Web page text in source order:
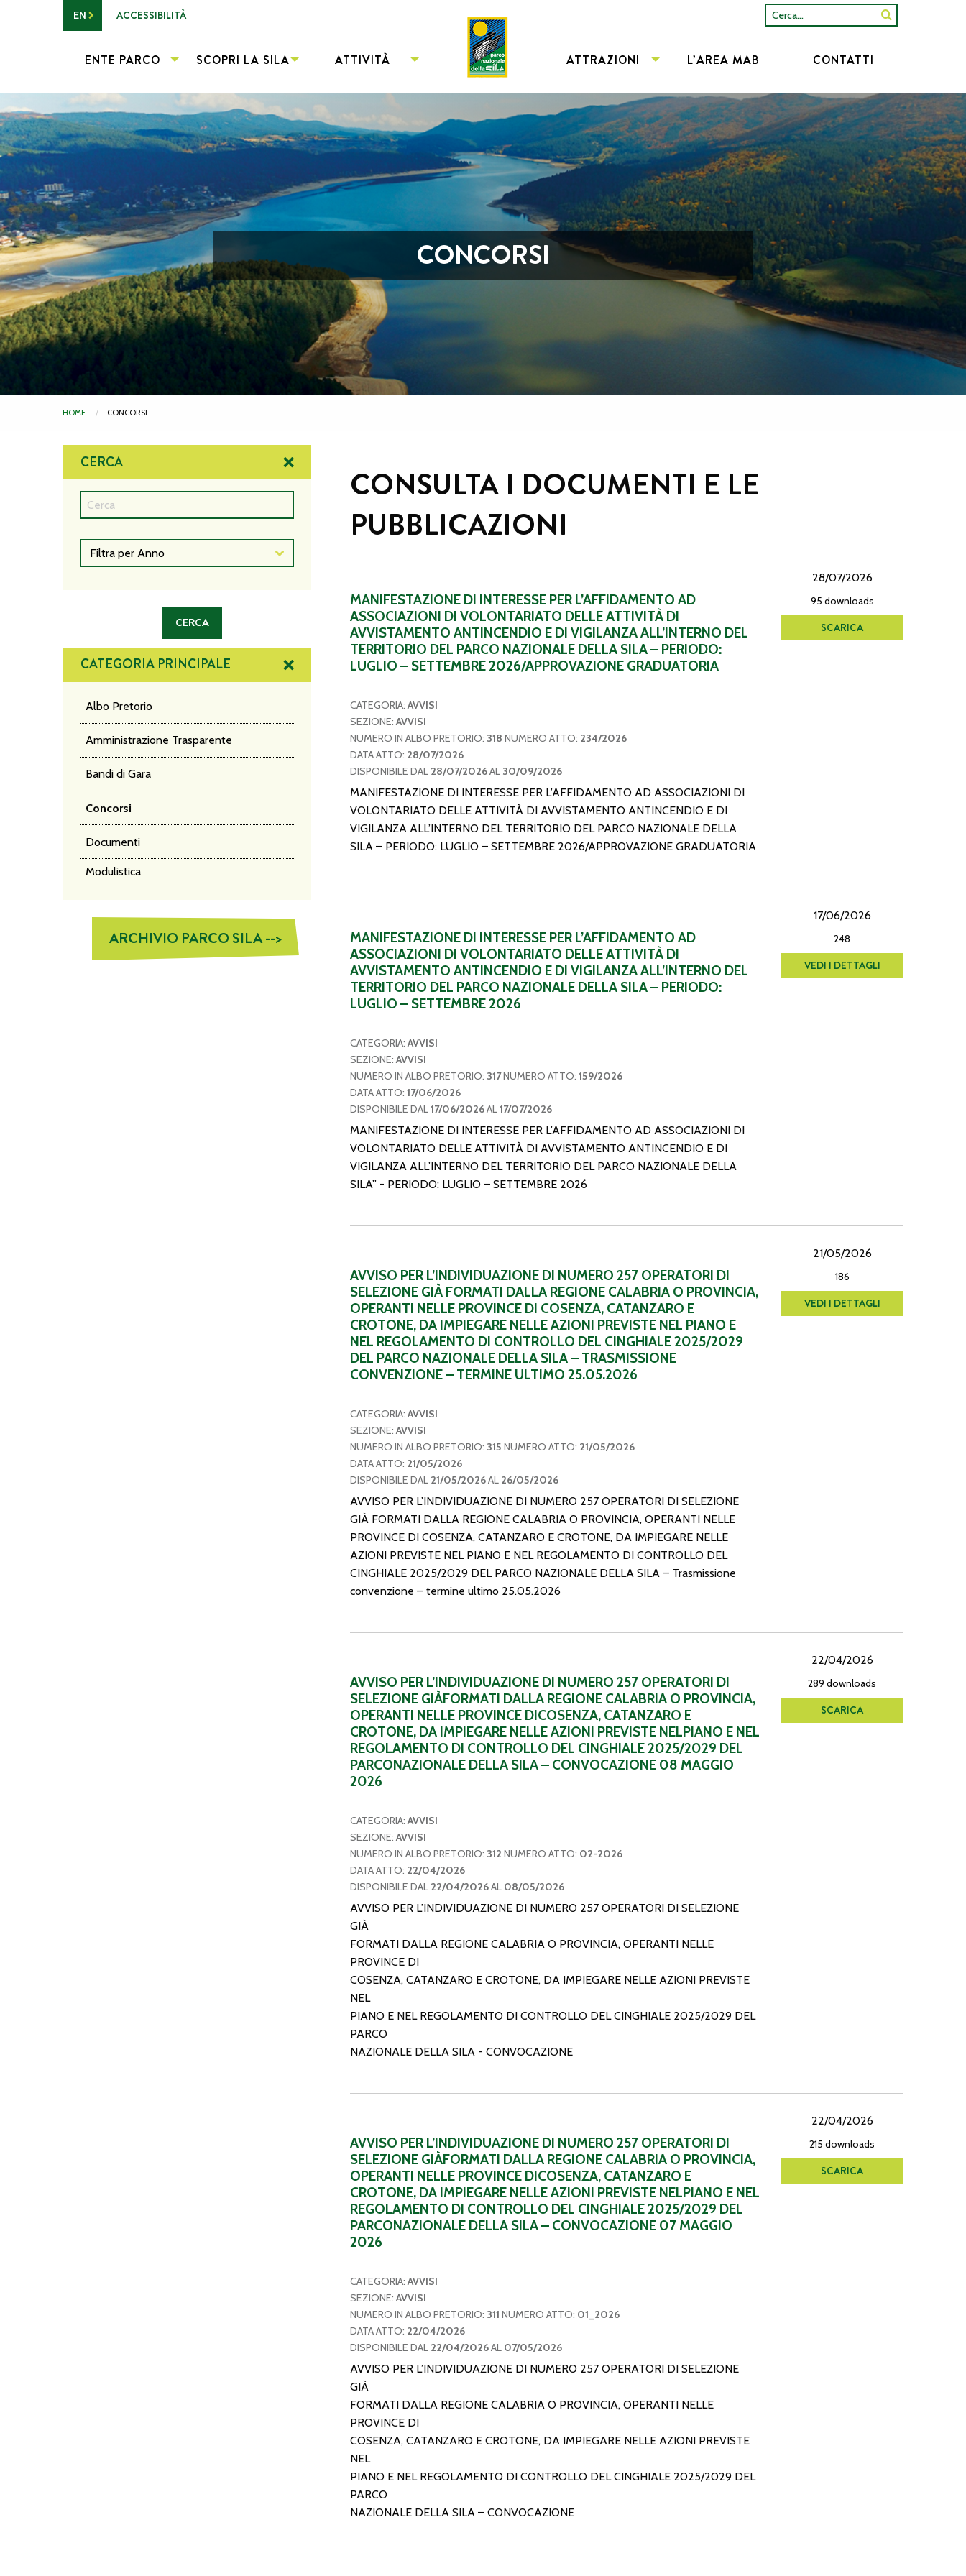
Vai al contenuto principale
EN ACCESSIBILITÀ Cerca...
ENTE PARCO SCOPRI LA SILA ATTIVITÀ ATTRAZIONI L’AREA MAB CONTATTI
CONCORSI
HOME CONCORSI
CERCA
CATEGORIA PRINCIPALE
Albo Pretorio
Amministrazione Trasparente
Bandi di Gara
Concorsi
Documenti
Modulistica
ARCHIVIO PARCO SILA -->
CONSULTA I DOCUMENTI E LE
PUBBLICAZIONI
MANIFESTAZIONE DI INTERESSE PER L’AFFIDAMENTO AD
ASSOCIAZIONI DI VOLONTARIATO DELLE ATTIVITÀ DI
AVVISTAMENTO ANTINCENDIO E DI VIGILANZA ALL’INTERNO DEL
TERRITORIO DEL PARCO NAZIONALE DELLA SILA – PERIODO:
LUGLIO – SETTEMBRE 2026/APPROVAZIONE GRADUATORIA
CATEGORIA:AVVISI
SEZIONE:AVVISI
NUMERO IN ALBO PRETORIO: 318 NUMERO ATTO: 234/2026
DATA ATTO: 28/07/2026
DISPONIBILE DAL 28/07/2026AL 30/09/2026
MANIFESTAZIONE DI INTERESSE PER L’AFFIDAMENTO AD ASSOCIAZIONI DI
VOLONTARIATO DELLE ATTIVITÀ DI AVVISTAMENTO ANTINCENDIO E DI
VIGILANZA ALL’INTERNO DEL TERRITORIO DEL PARCO NAZIONALE DELLA
SILA – PERIODO: LUGLIO – SETTEMBRE 2026/APPROVAZIONE GRADUATORIA
28/07/2026
95 downloads
SCARICA
MANIFESTAZIONE DI INTERESSE PER L’AFFIDAMENTO AD
ASSOCIAZIONI DI VOLONTARIATO DELLE ATTIVITÀ DI
AVVISTAMENTO ANTINCENDIO E DI VIGILANZA ALL’INTERNO DEL
TERRITORIO DEL PARCO NAZIONALE DELLA SILA – PERIODO:
LUGLIO – SETTEMBRE 2026
CATEGORIA:AVVISI
SEZIONE:AVVISI
NUMERO IN ALBO PRETORIO: 317NUMERO ATTO: 159/2026
DATA ATTO: 17/06/2026
DISPONIBILE DAL17/06/2026AL17/07/2026
MANIFESTAZIONE DI INTERESSE PER L’AFFIDAMENTO AD ASSOCIAZIONI DI
VOLONTARIATO DELLE ATTIVITÀ DI AVVISTAMENTO ANTINCENDIO E DI
VIGILANZA ALL’INTERNO DEL TERRITORIO DEL PARCO NAZIONALE DELLA
SILA” - PERIODO: LUGLIO – SETTEMBRE 2026
17/06/2026
248
VEDI I DETTAGLI
AVVISO PER L’INDIVIDUAZIONE DI NUMERO 257 OPERATORI DI
SELEZIONE GIÀ FORMATI DALLA REGIONE CALABRIA O PROVINCIA,
OPERANTI NELLE PROVINCE DI COSENZA, CATANZARO E
CROTONE, DA IMPIEGARE NELLE AZIONI PREVISTE NEL PIANO E
NEL REGOLAMENTO DI CONTROLLO DEL CINGHIALE 2025/2029
DEL PARCO NAZIONALE DELLA SILA – TRASMISSIONE
CONVENZIONE – TERMINE ULTIMO 25.05.2026
CATEGORIA:AVVISI
SEZIONE:AVVISI
NUMERO IN ALBO PRETORIO: 315 NUMERO ATTO: 21/05/2026
DATA ATTO: 21/05/2026
DISPONIBILE DAL 21/05/2026AL 26/05/2026
AVVISO PER L’INDIVIDUAZIONE DI NUMERO 257 OPERATORI DI SELEZIONE
GIÀ FORMATI DALLA REGIONE CALABRIA O PROVINCIA, OPERANTI NELLE
PROVINCE DI COSENZA, CATANZARO E CROTONE, DA IMPIEGARE NELLE
AZIONI PREVISTE NEL PIANO E NEL REGOLAMENTO DI CONTROLLO DEL
CINGHIALE 2025/2029 DEL PARCO NAZIONALE DELLA SILA – Trasmissione
convenzione – termine ultimo 25.05.2026
21/05/2026
186
VEDI I DETTAGLI
AVVISO PER L’INDIVIDUAZIONE DI NUMERO 257 OPERATORI DI
SELEZIONE GIÀFORMATI DALLA REGIONE CALABRIA O PROVINCIA,
OPERANTI NELLE PROVINCE DICOSENZA, CATANZARO E
CROTONE, DA IMPIEGARE NELLE AZIONI PREVISTE NELPIANO E NEL
REGOLAMENTO DI CONTROLLO DEL CINGHIALE 2025/2029 DEL
PARCONAZIONALE DELLA SILA – CONVOCAZIONE 08 MAGGIO
2026
CATEGORIA:AVVISI
SEZIONE:AVVISI
NUMERO IN ALBO PRETORIO: 312 NUMERO ATTO: 02-2026
DATA ATTO: 22/04/2026
DISPONIBILE DAL 22/04/2026AL 08/05/2026
AVVISO PER L’INDIVIDUAZIONE DI NUMERO 257 OPERATORI DI SELEZIONE
GIÀ
FORMATI DALLA REGIONE CALABRIA O PROVINCIA, OPERANTI NELLE
PROVINCE DI
COSENZA, CATANZARO E CROTONE, DA IMPIEGARE NELLE AZIONI PREVISTE
NEL
PIANO E NEL REGOLAMENTO DI CONTROLLO DEL CINGHIALE 2025/2029 DEL
PARCO
NAZIONALE DELLA SILA - CONVOCAZIONE
22/04/2026
289 downloads
SCARICA
AVVISO PER L’INDIVIDUAZIONE DI NUMERO 257 OPERATORI DI
SELEZIONE GIÀFORMATI DALLA REGIONE CALABRIA O PROVINCIA,
OPERANTI NELLE PROVINCE DICOSENZA, CATANZARO E
CROTONE, DA IMPIEGARE NELLE AZIONI PREVISTE NELPIANO E NEL
REGOLAMENTO DI CONTROLLO DEL CINGHIALE 2025/2029 DEL
PARCONAZIONALE DELLA SILA – CONVOCAZIONE 07 MAGGIO
2026
CATEGORIA:AVVISI
SEZIONE:AVVISI
NUMERO IN ALBO PRETORIO: 311 NUMERO ATTO: 01_2026
DATA ATTO: 22/04/2026
DISPONIBILE DAL 22/04/2026AL 07/05/2026
AVVISO PER L’INDIVIDUAZIONE DI NUMERO 257 OPERATORI DI SELEZIONE
GIÀ
FORMATI DALLA REGIONE CALABRIA O PROVINCIA, OPERANTI NELLE
PROVINCE DI
COSENZA, CATANZARO E CROTONE, DA IMPIEGARE NELLE AZIONI PREVISTE
NEL
PIANO E NEL REGOLAMENTO DI CONTROLLO DEL CINGHIALE 2025/2029 DEL
PARCO
NAZIONALE DELLA SILA – CONVOCAZIONE
22/04/2026
215 downloads
SCARICA